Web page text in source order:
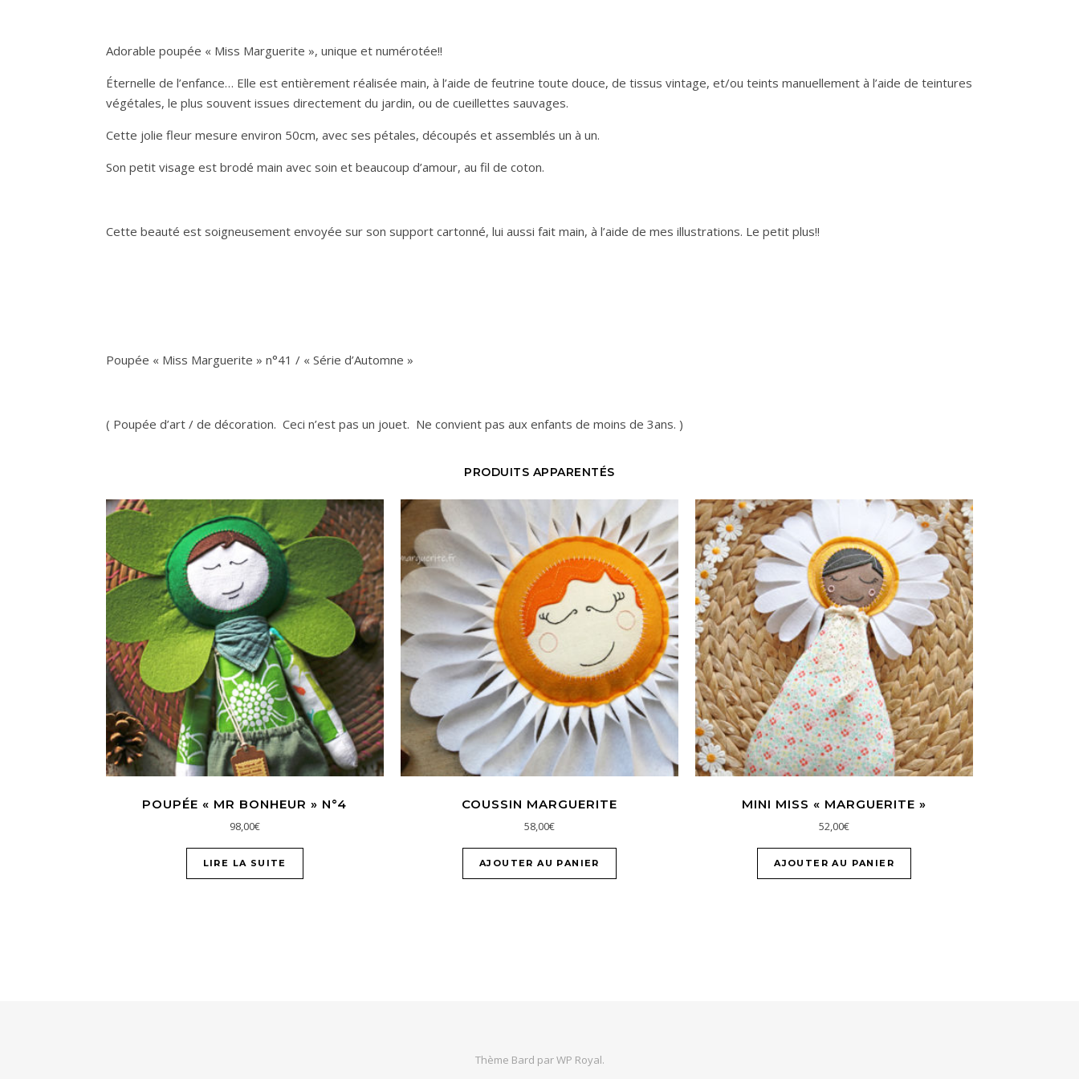
Adorable poupée « Miss Marguerite », unique et numérotée!!
Éternelle de l’enfance… Elle est entièrement réalisée main, à l’aide de feutrine toute douce, de tissus vintage, et/ou teints manuellement à l’aide de teintures
végétales, le plus souvent issues directement du jardin, ou de cueillettes sauvages.
Cette jolie fleur mesure environ 50cm, avec ses pétales, découpés et assemblés un à un.
Son petit visage est brodé main avec soin et beaucoup d’amour, au fil de coton.
Cette beauté est soigneusement envoyée sur son support cartonné, lui aussi fait main, à l’aide de mes illustrations. Le petit plus!!
Poupée « Miss Marguerite » n°41 / « Série d’Automne »
( Poupée d’art / de décoration. Ceci n’est pas un jouet. Ne convient pas aux enfants de moins de 3ans. )
PRODUITS APPARENTÉS
POUPÉE « MR BONHEUR » N°4
98,00€
LIRE LA SUITE
COUSSIN MARGUERITE
58,00€
AJOUTER AU PANIER
MINI MISS « MARGUERITE »
52,00€
AJOUTER AU PANIER
Thème Bard parWP Royal.